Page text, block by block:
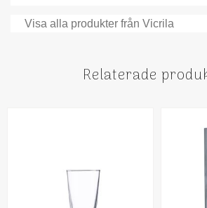
Visa alla produkter från Vicrila
Relaterade